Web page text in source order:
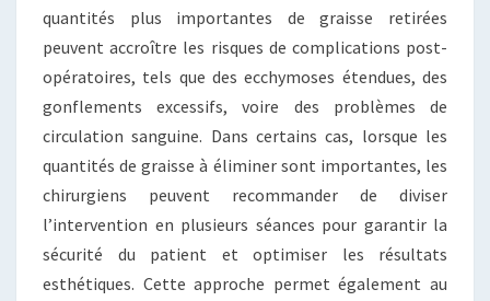
quantités plus importantes de graisse retirées
peuvent accroître les risques de complications post-
opératoires, tels que des ecchymoses étendues, des
gonflements excessifs, voire des problèmes de
circulation sanguine. Dans certains cas, lorsque les
quantités de graisse à éliminer sont importantes, les
chirurgiens peuvent recommander de diviser
l’intervention en plusieurs séances pour garantir la
sécurité du patient et optimiser les résultats
esthétiques. Cette approche permet également au